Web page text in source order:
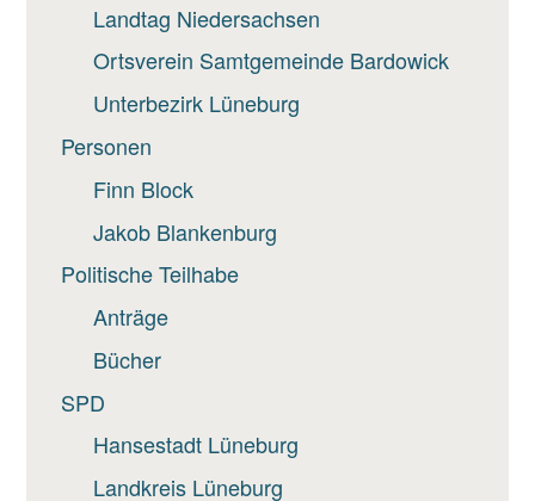
Landtag Niedersachsen
Ortsverein Samtgemeinde Bardowick
Unterbezirk Lüneburg
Personen
Finn Block
Jakob Blankenburg
Politische Teilhabe
Anträge
Bücher
SPD
Hansestadt Lüneburg
Landkreis Lüneburg